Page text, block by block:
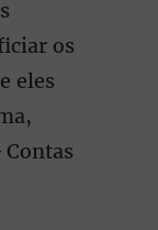
os
eles
Contas